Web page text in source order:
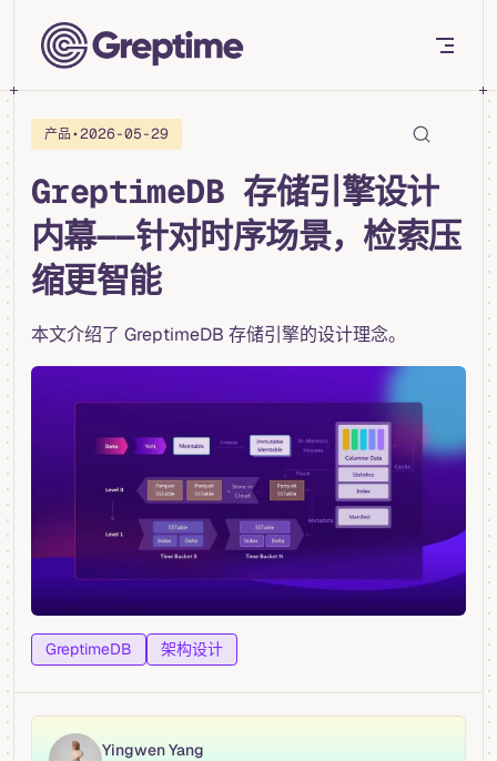
Skip to content
产品•2026-05-29
GreptimeDB 存储引擎设计
内幕——针对时序场景，检索压
缩更智能
本文介绍了 GreptimeDB 存储引擎的设计理念。
GreptimeDB 架构设计
Yingwen Yang